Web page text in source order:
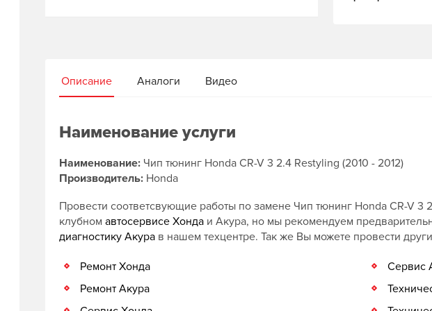
Описание Аналоги Видео
Наименование услуги
Наименование: Чип тюнинг Honda CR-V 3 2.4 Restyling (2010 - 2012)
Производитель: Honda
Провести соответсвующие работы по замене Чип тюнинг Honda CR-V
клубном автосервисе Хонда и Акура, но мы рекомендуем
диагностику Акура в нашем техцентре. Так же Вы можете провести
Ремонт Хонда
Ремонт Акура
Сервис